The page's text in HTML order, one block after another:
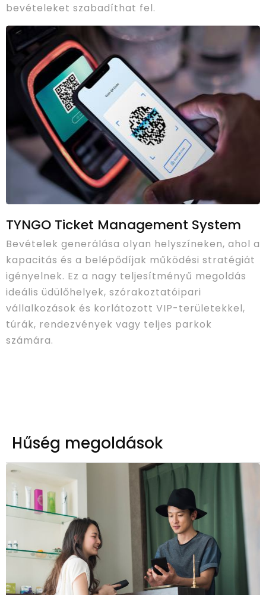
bevételeket szabadíthat fel.
TYNGO Ticket Management System
Bevételek generálása olyan helyszíneken, ahol a
kapacitás és a belépődíjak működési stratégiát
igényelnek. Ez a nagy teljesítményű megoldás
ideális üdülőhelyek, szórakoztatóipari
vállalkozások és korlátozott VIP-területekkel,
túrák, rendezvények vagy teljes parkok
számára.
Hűség megoldások